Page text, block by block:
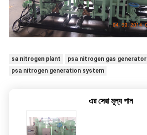
sa nitrogen plant
psa nitrogen gas generator
psa nitrogen generation system
এর সেরা মূল্য পান